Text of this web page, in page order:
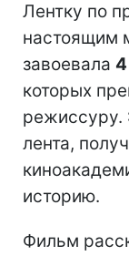
Лентку по
настоящим
завоевала
которых
режиссуру.
лента,
историю.
Фильм